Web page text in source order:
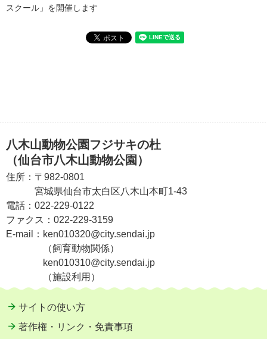
スクール」を開催します
八木山動物公園フジサキの杜
（仙台市八木山動物公園）
住所： 〒982-0801
宮城県仙台市太白区八木山本町1-43
電話： 022-229-0122
ファクス： 022-229-3159
E-mail： ken010320@city.sendai.jp
（飼育動物関係）
ken010310@city.sendai.jp
（施設利用）
サイトの使い方
著作権・リンク・免責事項